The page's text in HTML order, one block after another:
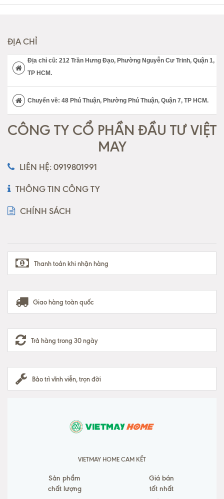
ĐỊA CHỈ
Địa chỉ cũ: 212 Trần Hưng Đạo, Phường Nguyễn Cư Trinh, Quận 1,
TP HCM.
Chuyển về: 48 Phú Thuận, Phường Phú Thuận, Quận 7, TP HCM.
CÔNG TY CỔ PHẦN ĐẦU TƯ VIỆT
MAY
LIÊN HỆ: 0919801991
THÔNG TIN CÔNG TY
CHÍNH SÁCH
Thanh toán khi nhận hàng
Giao hàng toàn quốc
Trả hàng trong 30 ngày
Bảo trì vĩnh viễn, trọn đời
VIETMAY HOME CAM KẾT
Sản phẩm
chất lượng
Giá bán
tốt nhất